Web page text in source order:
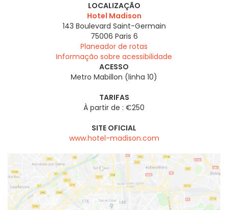
LOCALIZAÇÃO
Hotel Madison
143 Boulevard Saint-Germain
75006 Paris 6
Planeador de rotas
Informação sobre acessibilidade
ACESSO
Metro Mabillon (linha 10)
TARIFAS
À partir de : €250
SITE OFICIAL
www.hotel-madison.com